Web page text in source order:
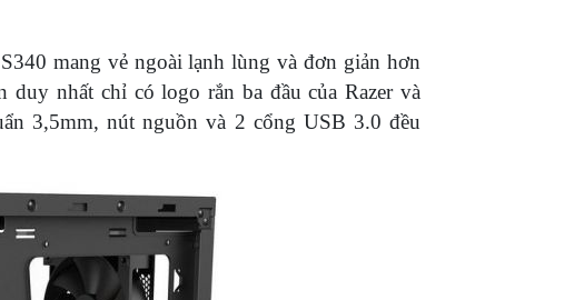
mang vẻ ngoài lạnh lùng và đơn giản hơn
nhất chỉ có logo rắn ba đầu của Razer và
3,5mm, nút nguồn và 2 cổng USB 3.0 đều